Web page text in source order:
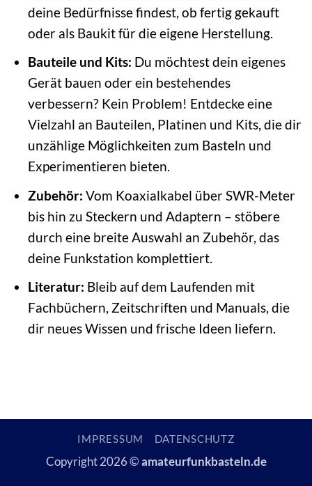
deine Bedürfnisse findest, ob fertig gekauft
oder als Baukit für die eigene Herstellung.
Bauteile und Kits: Du möchtest dein eigenes
Gerät bauen oder ein bestehendes
verbessern? Kein Problem! Entdecke eine
Vielzahl an Bauteilen, Platinen und Kits, die dir
unzählige Möglichkeiten zum Basteln und
Experimentieren bieten.
Zubehör: Vom Koaxialkabel über SWR-Meter
bis hin zu Steckern und Adaptern – stöbere
durch eine breite Auswahl an Zubehör, das
deine Funkstation komplettiert.
Literatur: Bleib auf dem Laufenden mit
Fachbüchern, Zeitschriften und Manuals, die
dir neues Wissen und frische Ideen liefern.
IMPRESSUM DATENSCHUTZ
Copyright 2026 ©amateurfunkbasteln.de